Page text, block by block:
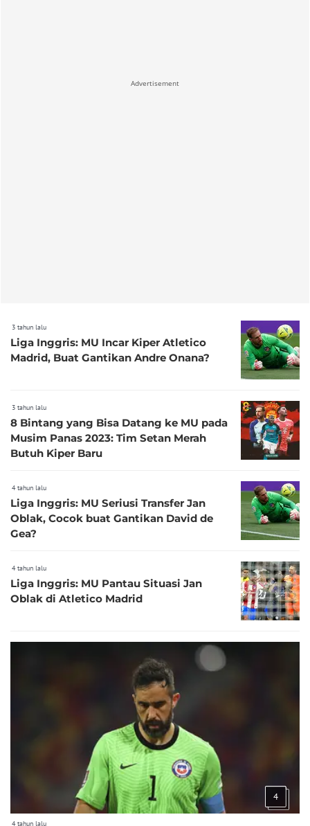
Advertisement
3 tahun lalu
Liga Inggris: MU Incar Kiper Atletico
Madrid, Buat Gantikan Andre Onana?
3 tahun lalu
8 Bintang yang Bisa Datang ke MU pada
Musim Panas 2023: Tim Setan Merah
Butuh Kiper Baru
4 tahun lalu
Liga Inggris: MU Seriusi Transfer Jan
Oblak, Cocok buat Gantikan David de
Gea?
4 tahun lalu
Liga Inggris: MU Pantau Situasi Jan
Oblak di Atletico Madrid
4
4 tahun lalu